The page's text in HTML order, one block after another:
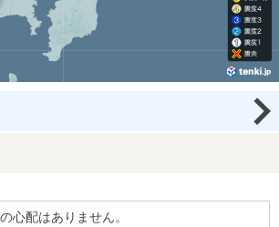
心配はありません。